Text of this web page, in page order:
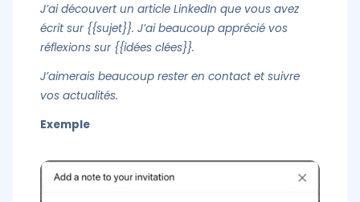
J’ai découvert un article LinkedIn que vous avez
écrit sur {{sujet}}. J’ai beaucoup apprécié vos
réflexions sur {{idées clées}}.
J’aimerais beaucoup rester en contact et suivre
vos actualités.
Exemple